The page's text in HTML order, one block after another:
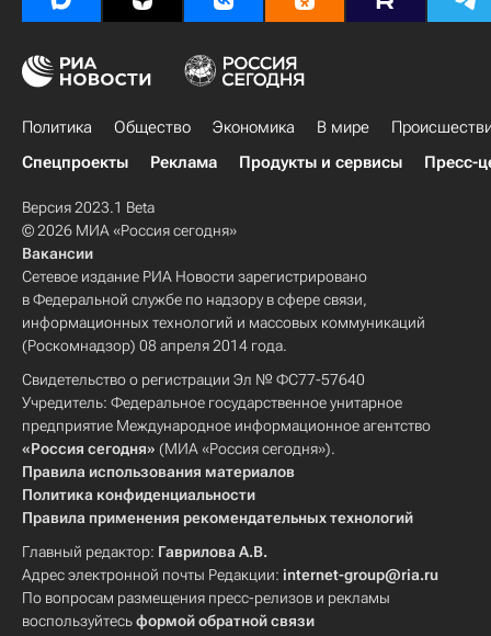
Авторы РИА Новости Спорт
Материалы РИА Спорт
Тим Ховард
Спортивный ликбез
Политика Общество Экономика В мире
Спецпроекты
Реклама Продукты и сервисы Пресс-
Версия 2023.1 Beta
© 2026 МИА «Россия сегодня»
Вакансии
Сетевое издание РИА Новости зарегистрировано
в Федеральной службе по надзору в сфере связи,
информационных технологий и массовых коммуникаций
(Роскомнадзор) 08 апреля 2014 года.
Свидетельство о регистрации Эл № ФС77-57640
Учредитель: Федеральное государственное унитарное
предприятие Международное информационное агентство
«Россия сегодня» (МИА «Россия сегодня»).
Правила использования материалов
Политика конфиденциальности
Правила применения рекомендательных технологий
Главный редактор: Гаврилова А.В.
Адрес электронной почты Редакции: internet-group@ria.ru
По вопросам размещения пресс-релизов и рекламы
воспользуйтесьформой обратной связи